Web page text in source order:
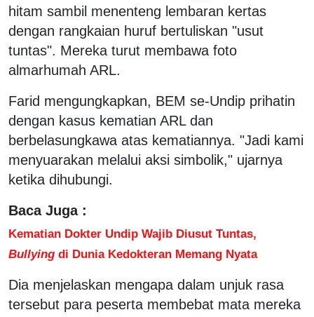
hitam sambil menenteng lembaran kertas
dengan rangkaian huruf bertuliskan "usut
tuntas". Mereka turut membawa foto
almarhumah ARL.
Farid mengungkapkan, BEM se-Undip prihatin
dengan kasus kematian ARL dan
berbelasungkawa atas kematiannya. "Jadi kami
menyuarakan melalui aksi simbolik," ujarnya
ketika dihubungi.
Baca Juga :
Kematian Dokter Undip Wajib Diusut Tuntas,
Bullying di Dunia Kedokteran Memang Nyata
Dia menjelaskan mengapa dalam unjuk rasa
tersebut para peserta membebat mata mereka